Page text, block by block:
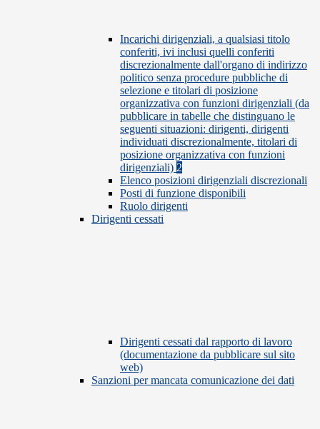
Incarichi dirigenziali, a qualsiasi titolo
conferiti, ivi inclusi quelli conferiti
discrezionalmente dall'organo di indirizzo
politico senza procedure pubbliche di
selezione e titolari di posizione
organizzativa con funzioni dirigenziali (da
pubblicare in tabelle che distinguano le
seguenti situazioni: dirigenti, dirigenti
individuati discrezionalmente, titolari di
posizione organizzativa con funzioni
dirigenziali) 2
Elenco posizioni dirigenziali discrezionali
Posti di funzione disponibili
Ruolo dirigenti
Dirigenti cessati
Dirigenti cessati dal rapporto di lavoro
(documentazione da pubblicare sul sito
web)
Sanzioni per mancata comunicazione dei dati